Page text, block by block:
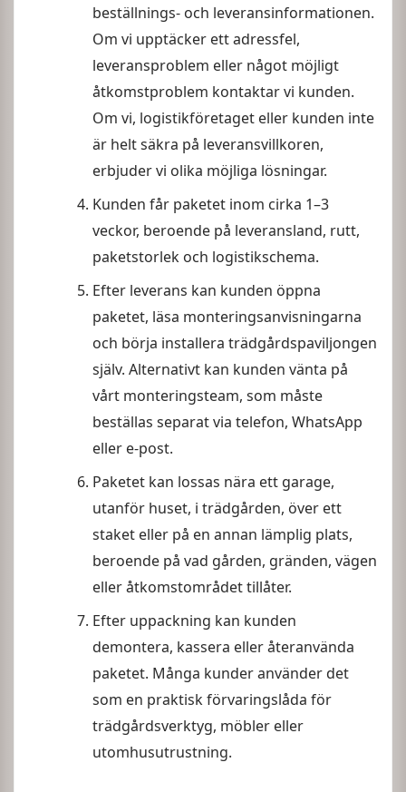
beställnings- och leveransinformationen.
Om vi upptäcker ett adressfel,
leveransproblem eller något möjligt
åtkomstproblem kontaktar vi kunden.
Om vi, logistikföretaget eller kunden inte
är helt säkra på leveransvillkoren,
erbjuder vi olika möjliga lösningar.
Kunden får paketet inom cirka 1–3
veckor, beroende på leveransland, rutt,
paketstorlek och logistikschema.
Efter leverans kan kunden öppna
paketet, läsa monteringsanvisningarna
och börja installera trädgårdspaviljongen
själv. Alternativt kan kunden vänta på
vårt monteringsteam, som måste
beställas separat via telefon, WhatsApp
eller e-post.
Paketet kan lossas nära ett garage,
utanför huset, i trädgården, över ett
staket eller på en annan lämplig plats,
beroende på vad gården, gränden, vägen
eller åtkomstområdet tillåter.
Efter uppackning kan kunden
demontera, kassera eller återanvända
paketet. Många kunder använder det
som en praktisk förvaringslåda för
trädgårdsverktyg, möbler eller
utomhusutrustning.